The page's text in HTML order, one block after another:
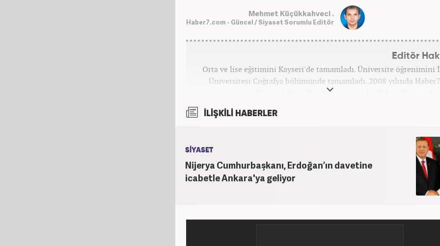
Mehmet Küçükkahveci .
Haber7.com - Güncel / Siyaset Sorumlu Editör
Editör
Orta ve lise eğitimini Kayseri'de tamamladı. Üniversite öğrenimini
Üniversitesi Coğrafya bölümünde tamamladı. 2008 yılında
gazetecilik mesleğine ilk adımını attı. 15 yıllık profesyonel
'Güncel/Siyaset Sorumlu Editörü' olarak devam
İLİŞKİLİ HABERLER
SİYASET
Nijerya Cumhurbaşkanı, Erdoğan’ın davetine
icabetle Ankara'ya geliyor